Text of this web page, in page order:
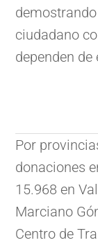
ciudadano
dependen
Por
donaciones
15.968 en
Marciano
Centro de